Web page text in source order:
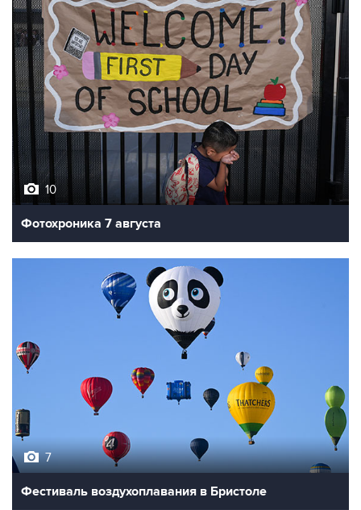
10
Фотохроника 7 августа
7
Фестиваль воздухоплавания в Бристоле